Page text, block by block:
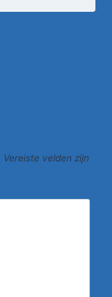
Vereiste velden zijn